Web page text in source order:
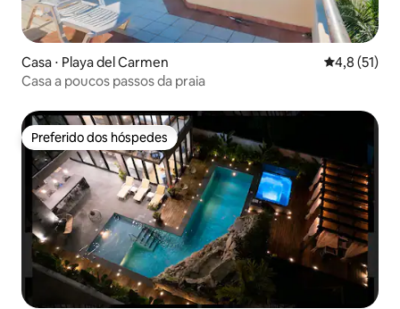
Casa ⋅ Playa del Carmen 4,8 de uma
4,8 (51)
Casa a poucos passos da praia
Preferido dos hóspedes
Preferido dos hóspedes